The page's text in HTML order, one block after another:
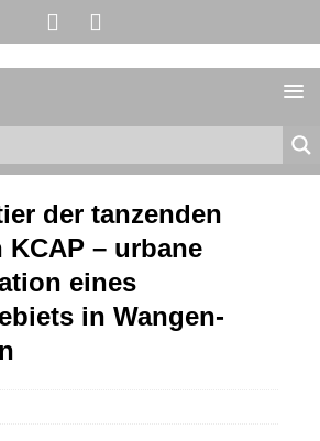
der tanzenden
KCAP – urbane
eines
in Wangen-